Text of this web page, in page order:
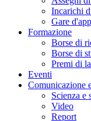
Incarichi
Gare
Formazione
Borse di
Borse di
Premi di
Eventi
Comunicazione
Scienza e
Video
Report